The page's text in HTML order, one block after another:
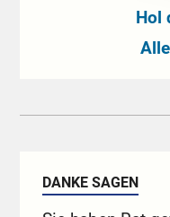
Hol
DANKE SAGEN